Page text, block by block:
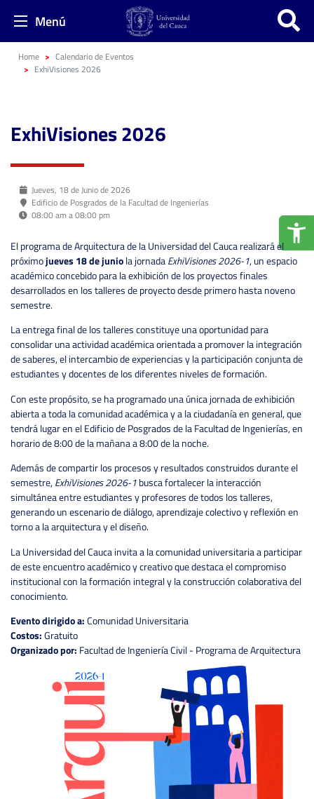
Menú
Home
Calendario de Eventos
ExhiVisiones 2026
ExhiVisiones 2026
Jueves, 18 de Junio de 2026
Edificio de Posgrados de la Facultad de Ingenierías
08:00 am a 08:00 pm
El programa de Arquitectura de la Universidad del Cauca realizará el
próximojueves 18 de juniola jornadaExhiVisiones 2026-1, un espacio
académico concebido para la exhibición de los proyectos finales
desarrollados en los talleres de proyecto desde primero hasta noveno
semestre.
La entrega final de los talleres constituye una oportunidad para
consolidar una actividad académica orientada a promover la integración
de saberes, el intercambio de experiencias y la participación conjunta de
estudiantes y docentes de los diferentes niveles de formación.
Con este propósito, se ha programado una única jornada de exhibición
abierta a toda la comunidad académica y a la ciudadanía en general, que
tendrá lugar en el Edificio de Posgrados de la Facultad de Ingenierías, en
horario de 8:00 de la mañana a 8:00 de la noche.
Además de compartir los procesos y resultados construidos durante el
semestre,ExhiVisiones 2026-1busca fortalecer la interacción
simultánea entre estudiantes y profesores de todos los talleres,
generando un escenario de diálogo, aprendizaje colectivo y reflexión en
torno a la arquitectura y el diseño.
La Universidad del Cauca invita a la comunidad universitaria a participar
de este encuentro académico y creativo que destaca el compromiso
institucional con la formación integral y la construcción colaborativa del
conocimiento.
Evento dirigido a:Comunidad Universitaria
Costos:Gratuito
Organizado por: Facultad de Ingeniería Civil - Programa de Arquitectura